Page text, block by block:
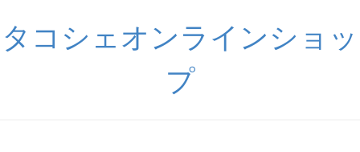
タコシェオンラインショッ
プ